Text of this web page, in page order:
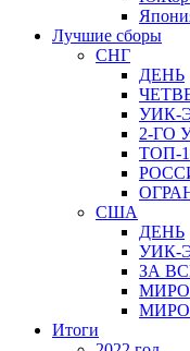
Лучшие сборы
СНГ
ДЕНЬ
УИК-
2-ГО
ТОП-
США
ДЕНЬ
УИК-
ЗА
Итоги